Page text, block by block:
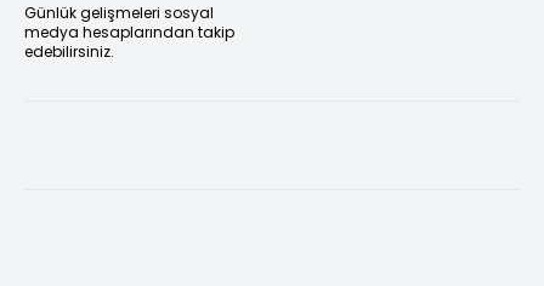
Günlük gelişmeleri sosyal
medya hesaplarından takip
edebilirsiniz.